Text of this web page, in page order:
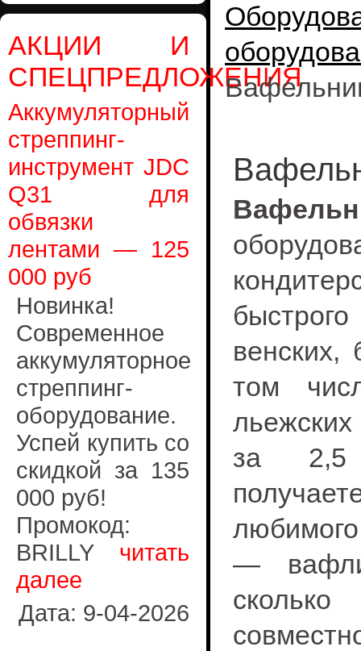
АКЦИИ И
СПЕЦПРЕДЛОЖЕНИЯ
Аккумуляторный
стреппинг-
инструмент JDC
Q31 для
обвязки
лентами — 125
000 руб
Новинка!
Современное
аккумуляторное
стреппинг-
оборудование.
Успей купить со
скидкой за 135
000 руб!
Промокод:
BRILLY читать
далее
Дата: 9-04-2026
венских,
том
за
— вафли